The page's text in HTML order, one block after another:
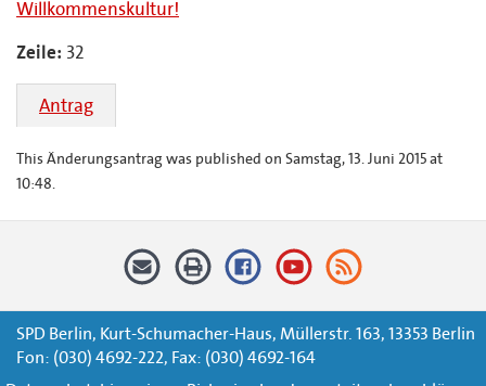
Willkommenskultur!
Zeile: 32
Antrag
This Änderungsantrag was published on Samstag, 13. Juni 2015 at
10:48.
SPD Berlin, Kurt-Schumacher-Haus, Müllerstr. 163, 13353 Berlin
Fon: (030) 4692-222, Fax: (030) 4692-164